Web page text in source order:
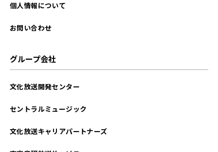
個人情報について
お問い合わせ
グループ会社
文化放送開発センター
セントラルミュージック
文化放送キャリアパートナーズ